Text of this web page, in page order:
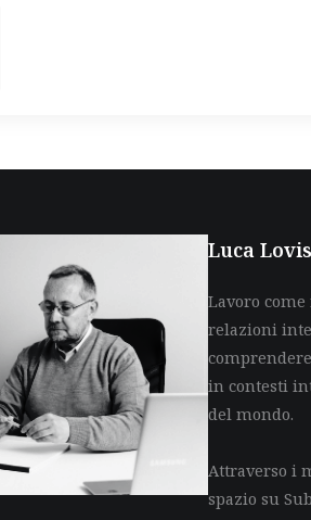
Luca
Lavoro
relazioni
in contesti
del mondo.
Attraverso i
spazio su